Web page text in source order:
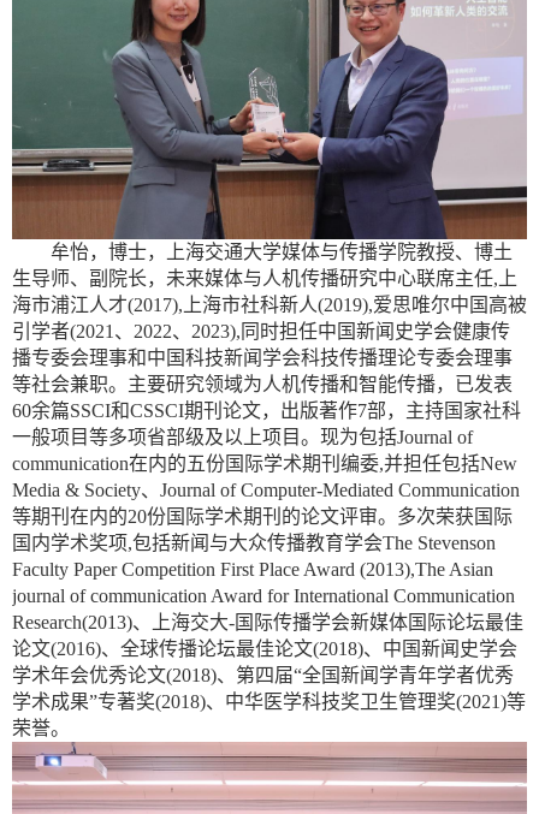
牟怡，博士，上海交通大学媒体与传播学院教授、博土
生导师、副院长，未来媒体与人机传播研究中心联席主任, 上
海市浦江人才(2017), 上海市社科新人(2019),爱思唯尔中国高被
引学者(2021 、 2022、 2023), 同时担任中国新闻史学会健康传
播专委会理事和中国科技新闻学会科技传播理论专委会理事
等社会兼职。主要研究领域为人机传播和智能传播，已发表
60余篇SSCI和CSSCI期刊论文，出版著作7部，主持国家社科
一般项目等多项省部级及以上项目。现为包括Journal of
communication在内的五份国际学术期刊编委,并担任包括New
Media & Society、 Journal of Computer-Mediated Communication
等期刊在内的20份国际学术期刊的论文评审。多次荣获国际
国内学术奖项,包括新闻与大众传播教育学会The Stevenson
Faculty Paper Competition First Place Award (2013),The Asian
journal of communication Award for International Communication
Research(2013)、上海交大-国际传播学会新媒体国际论坛最佳
论文(2016)、全球传播论坛最佳论文(2018)、中国新闻史学会
学术年会优秀论文(2018)、第四届“全国新闻学青年学者优秀
学术成果”专著奖(2018)、中华医学科技奖卫生管理奖(2021)等
荣誉。